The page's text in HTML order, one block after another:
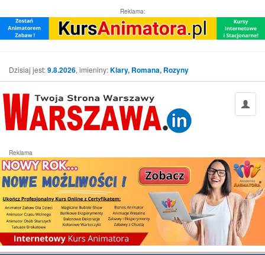
Reklama:
Dzisiaj jest:9.8.2026, imieniny:Klary, Romana, Rozyny
Reklama